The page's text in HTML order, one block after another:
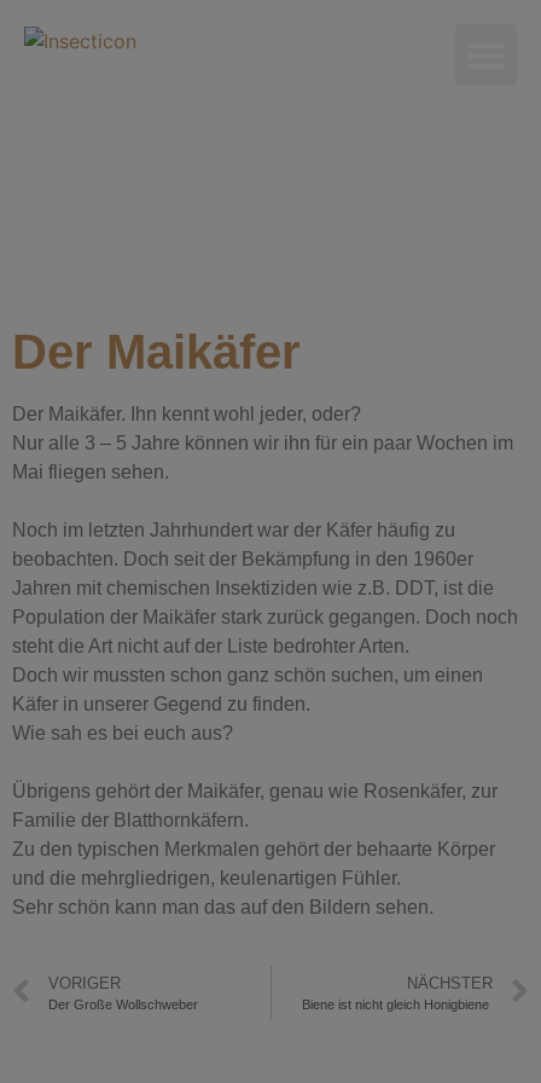
Der Maikäfer
Der Maikäfer. Ihn kennt wohl jeder, oder?⁣
Nur alle 3 – 5 Jahre können wir ihn für ein paar Wochen im
Mai fliegen sehen.⁣
Noch im letzten Jahrhundert war der Käfer häufig zu
beobachten. Doch seit der Bekämpfung in den 1960er
Jahren mit chemischen Insektiziden wie z.B. DDT, ist die
Population der Maikäfer stark zurück gegangen. Doch noch
steht die Art nicht auf der Liste bedrohter Arten. ⁣
Doch wir mussten schon ganz schön suchen, um einen
Käfer in unserer Gegend zu finden. ⁣
Wie sah es bei euch aus?⁣
Übrigens gehört der Maikäfer, genau wie Rosenkäfer, zur
Familie der Blatthornkäfern. ⁣
Zu den typischen Merkmalen gehört der behaarte Körper
und die mehrgliedrigen, keulenartigen Fühler. ⁣
Sehr schön kann man das auf den Bildern sehen.
VORIGER
Der Große Wollschweber
NÄCHSTER
Biene ist nicht gleich Honigbiene